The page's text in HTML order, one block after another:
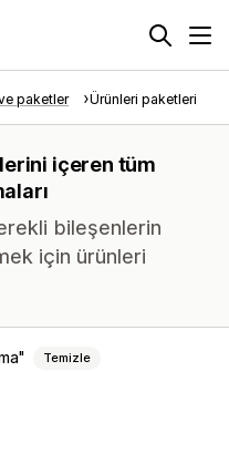
paketler Ürünleri paketleri
içeren tüm
bileşenlerin
için ürünleri
Temizle